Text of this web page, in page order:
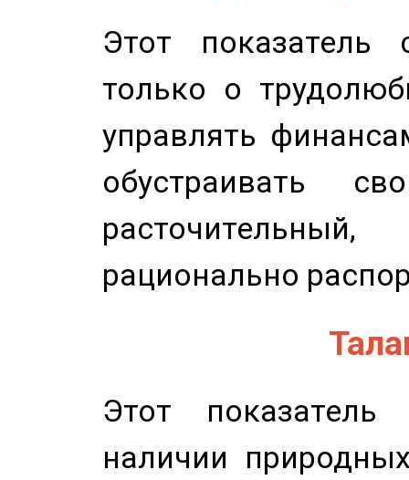
Этот показатель
только о
управлять
обустраивать
рационально
Этот показатель
наличии